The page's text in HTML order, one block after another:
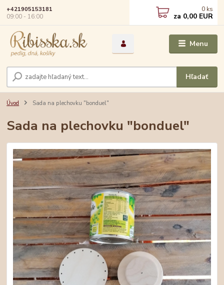
Menu
Hľadať
+421905153181
09:00 - 16:00
0 ks
za 0,00 EUR
Úvod Sada na plechovku "bonduel"
Sada na plechovku "bonduel"